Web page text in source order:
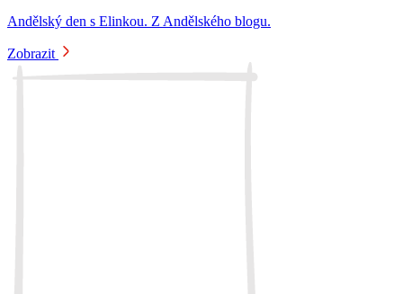
Andělský den s Elinkou. Z Andělského blogu.
Zobrazit